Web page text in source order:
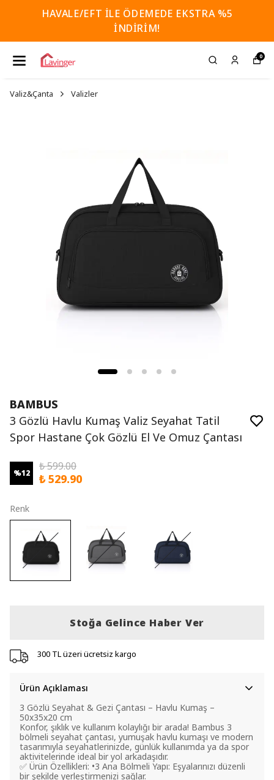
HAVALE/EFT İLE ÖDEMEDE EKSTRA %5
İNDİRİM!
0
Valiz&Çanta Valizler
BAMBUS
3 Gözlü Havlu Kumaş Valiz Seyahat Tatil
Spor Hastane Çok Gözlü El Ve Omuz Çantası
%12
₺ 599.00
₺ 529.90
Renk
Stoğa Gelince Haber Ver
300 TL üzeri ücretsiz kargo
Ürün Açıklaması
3 Gözlü Seyahat & Gezi Çantası – Havlu Kumaş –
50x35x20 cm
Konfor, şıklık ve kullanım kolaylığı bir arada! Bambus 3
bölmeli seyahat çantası, yumuşak havlu kumaşı ve modern
tasarımıyla seyahatlerinizde, günlük kullanımda ya da spor
aktivitelerinde ideal bir yol arkadaşıdır.
✅ Ürün Özellikleri: •3 Ana Bölmeli Yapı: Eşyalarınızı düzenli
bir şekilde yerleştirmenizi sağlar.